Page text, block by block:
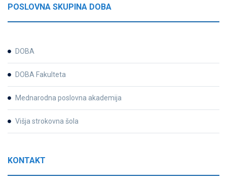
POSLOVNA SKUPINA DOBA
DOBA
DOBA Fakulteta
Mednarodna poslovna akademija
Višja strokovna šola
KONTAKT